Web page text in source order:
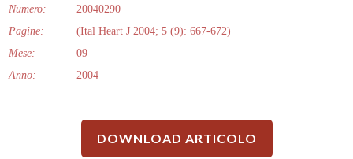
Numero:
20040290
Pagine:
(Ital Heart J 2004; 5 (9): 667-672)
Mese:
09
Anno:
2004
DOWNLOAD ARTICOLO